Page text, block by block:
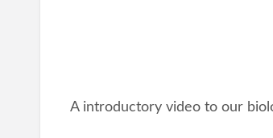
A introductory video to our